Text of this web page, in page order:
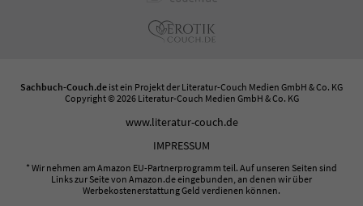
Sachbuch-Couch.de ist ein Projekt der Literatur-Couch Medien GmbH & Co. KG
Copyright © 2026 Literatur-Couch Medien GmbH & Co. KG
www.literatur-couch.de
IMPRESSUM
* Wir nehmen am Amazon EU-Partnerprogramm teil. Auf unseren Seiten sind
Links zur Seite von Amazon.de eingebunden, an denen wir über
Werbekostenerstattung Geld verdienen können.